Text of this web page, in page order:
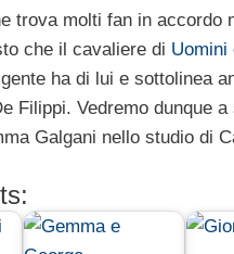
trova molti fan in accordo
che il cavaliere di Uomini
ha di lui e sottolinea
Filippi. Vedremo dunque
Galgani nello studio di